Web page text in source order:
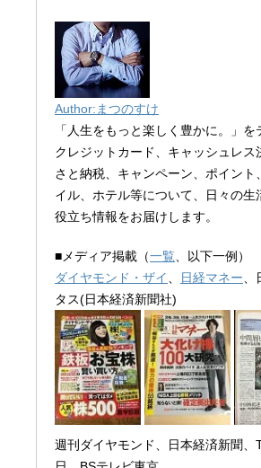
Author:まつのすけ
「人生をもっと楽しく豊かに。」を
クレジットカード、キャッシュレス
さと納税、キャンペーン、ポイント
イル、ホテル等について、日々の生
役立ち情報をお届けします。
■メディア掲載（一覧 、以下一例）
ダイヤモンド・ザイ
日経マネー
タス(日本経済新聞社)
週刊ダイヤモンド、日本経済新聞、